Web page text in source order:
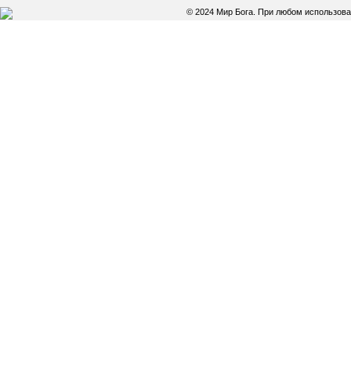
© 2024 Мир Бога. При любом